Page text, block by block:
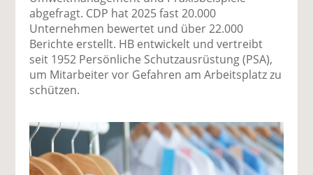
abgefragt. CDP hat 2025 fast 20.000
Unternehmen bewertet und über 22.000
Berichte erstellt. HB entwickelt und vertreibt
seit 1952 Persönliche Schutzausrüstung (PSA),
um Mitarbeiter vor Gefahren am Arbeitsplatz zu
schützen.